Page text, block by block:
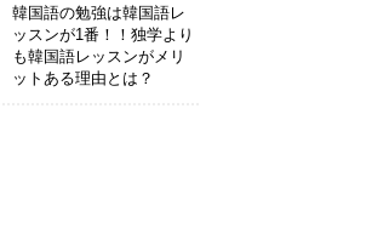
韓国語の勉強は韓国語レ
ッスンが1番！！独学より
も韓国語レッスンがメリ
ットある理由とは？